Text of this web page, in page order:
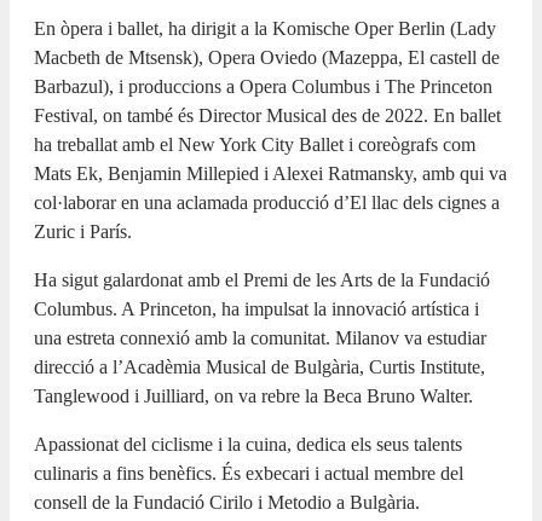
En òpera i ballet, ha dirigit a la Komische Oper Berlin (Lady
Macbeth de Mtsensk), Opera Oviedo (Mazeppa, El castell de
Barbazul), i produccions a Opera Columbus i The Princeton
Festival, on també és Director Musical des de 2022. En ballet
ha treballat amb el New York City Ballet i coreògrafs com
Mats Ek, Benjamin Millepied i Alexei Ratmansky, amb qui va
col·laborar en una aclamada producció d’El llac dels cignes a
Zuric i París.
Ha sigut galardonat amb el Premi de les Arts de la Fundació
Columbus. A Princeton, ha impulsat la innovació artística i
una estreta connexió amb la comunitat. Milanov va estudiar
direcció a l’Acadèmia Musical de Bulgària, Curtis Institute,
Tanglewood i Juilliard, on va rebre la Beca Bruno Walter.
Apassionat del ciclisme i la cuina, dedica els seus talents
culinaris a fins benèfics. És exbecari i actual membre del
consell de la Fundació Cirilo i Metodio a Bulgària.